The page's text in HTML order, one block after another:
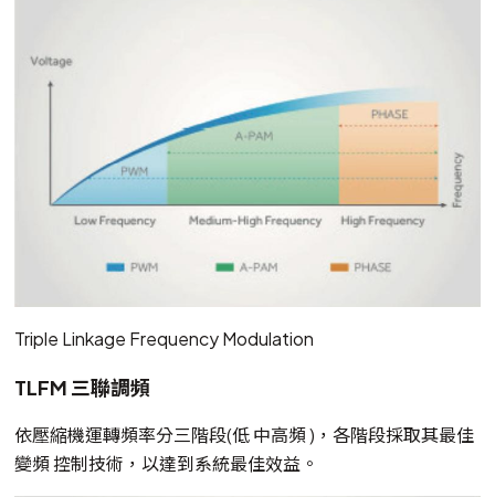
Triple Linkage Frequency Modulation
TLFM 三聯調頻
依壓縮機運轉頻率分三階段(低 中高頻 )，各階段採取其最佳
變頻 控制技術，以達到系統最佳效益。